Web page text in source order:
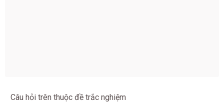
Câu hỏi trên thuộc đề trắc nghiệm